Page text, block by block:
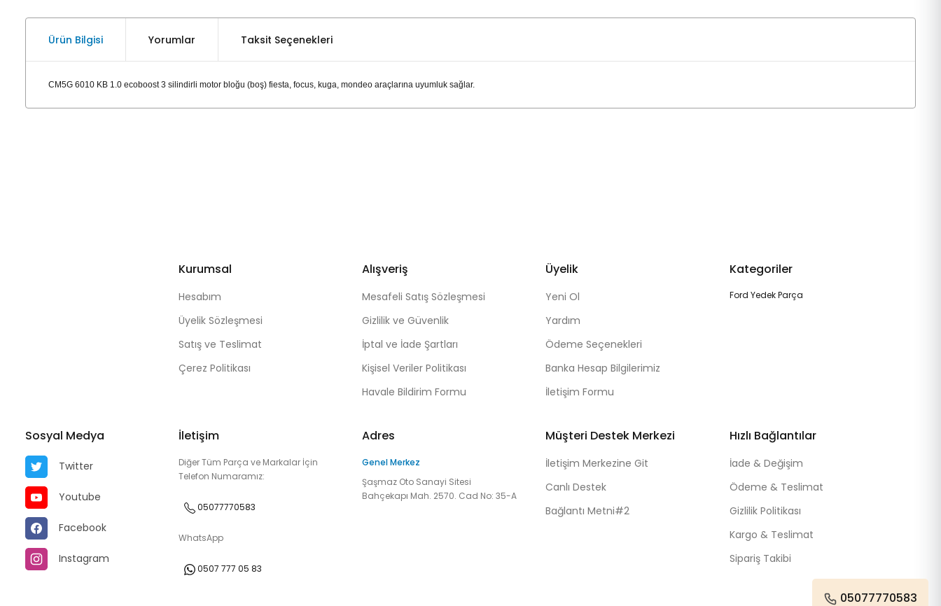
Ürün Bilgisi Yorumlar Taksit Seçenekleri
CM5G 6010 KB 1.0 ecoboost 3 silindirli motor bloğu (boş) fiesta, focus, kuga, mondeo araçlarına uyumluk sağlar.
Kurumsal
Hesabım
Üyelik Sözleşmesi
Satış ve Teslimat
Çerez Politikası
Alışveriş
Mesafeli Satış Sözleşmesi
Gizlilik ve Güvenlik
İptal ve İade Şartları
Kişisel Veriler Politikası
Havale Bildirim Formu
Üyelik
Yeni Ol
Yardım
Ödeme Seçenekleri
Banka Hesap Bilgilerimiz
İletişim Formu
Kategoriler
Ford Yedek Parça
Sosyal Medya
Twitter
Youtube
Facebook
Instagram
İletişim
Diğer Tüm Parça ve Markalar İçin
Telefon Numaramız:
05077770583
WhatsApp
0507 777 05 83
Adres
Genel Merkez
Şaşmaz Oto Sanayi Sitesi
Bahçekapı Mah. 2570. Cad No: 35-A
Müşteri Destek Merkezi
İletişim Merkezine Git
Canlı Destek
Bağlantı Metni#2
Hızlı Bağlantılar
İade & Değişim
Ödeme & Teslimat
Gizlilik Politikası
Kargo & Teslimat
Sipariş Takibi
05077770583